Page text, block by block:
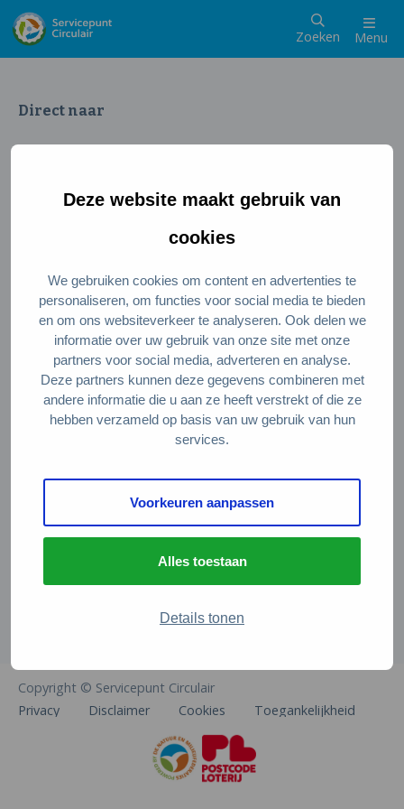
Deze website maakt gebruik van
cookies
We gebruiken cookies om content en advertenties te
personaliseren, om functies voor social media te bieden
en om ons websiteverkeer te analyseren. Ook delen we
informatie over uw gebruik van onze site met onze
partners voor social media, adverteren en analyse.
Deze partners kunnen deze gegevens combineren met
andere informatie die u aan ze heeft verstrekt of die ze
hebben verzameld op basis van uw gebruik van hun
services.
Voorkeuren aanpassen
Alles toestaan
Details tonen
Zoeken Menu
Direct naar
Wat is een circulaire samenleving
Meedoen als ondernemer
Circulaire producten en diensten
Wie zijn wij?
Over ons
Stel je vraag
Servicepunt Team
Veelgestelde vragen
De Natuur en Milieufederaties
Arthur van Schendelstraat 600
info@natuurenmilieufederaties.nl
Copyright © Servicepunt Circulair
Privacy
Disclaimer Cookies Toegankelijkheid